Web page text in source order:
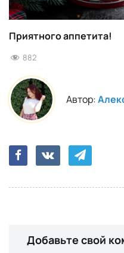
Приятного аппетита!
882
Автор:
Добавьте свой